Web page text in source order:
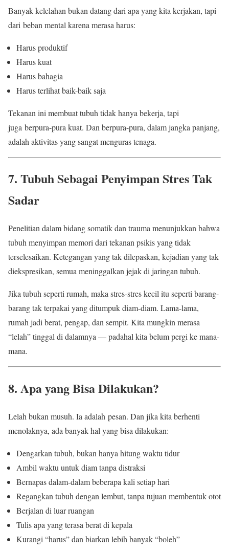
Banyak kelelahan bukan datang dari apa yang kita kerjakan, tapi
dari beban mental karena merasa harus:
Harus produktif
Harus kuat
Harus bahagia
Harus terlihat baik-baik saja
Tekanan ini membuat tubuh tidak hanya bekerja, tapi
juga berpura-pura kuat. Dan berpura-pura, dalam jangka panjang,
adalah aktivitas yang sangat menguras tenaga.
7. Tubuh Sebagai Penyimpan Stres Tak
Sadar
Penelitian dalam bidang somatik dan trauma menunjukkan bahwa
tubuh menyimpan memori dari tekanan psikis yang tidak
terselesaikan. Ketegangan yang tak dilepaskan, kejadian yang tak
diekspresikan, semua meninggalkan jejak di jaringan tubuh.
Jika tubuh seperti rumah, maka stres-stres kecil itu seperti barang-
barang tak terpakai yang ditumpuk diam-diam. Lama-lama,
rumah jadi berat, pengap, dan sempit. Kita mungkin merasa
“lelah” tinggal di dalamnya — padahal kita belum pergi ke mana-
mana.
8. Apa yang Bisa Dilakukan?
Lelah bukan musuh. Ia adalah pesan. Dan jika kita berhenti
menolaknya, ada banyak hal yang bisa dilakukan:
Dengarkan tubuh, bukan hanya hitung waktu tidur
Ambil waktu untuk diam tanpa distraksi
Bernapas dalam-dalam beberapa kali setiap hari
Regangkan tubuh dengan lembut, tanpa tujuan membentuk otot
Berjalan di luar ruangan
Tulis apa yang terasa berat di kepala
Kurangi “harus” dan biarkan lebih banyak “boleh”